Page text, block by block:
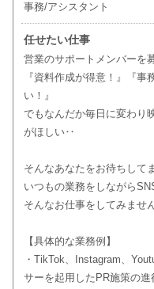
事務/アシスタント
任せたい仕事
営業のサポートメンバーを
『資料作成が得意！』『
い！』
でもなんだか毎日に変わり
がほしい‥
そんなあなたをお待ちして
いつもの業務をしながら
そんなお仕事をしてみませ
【具体的な業務例】
・TikTok、Instagram、
サーを起用したPR施策の進